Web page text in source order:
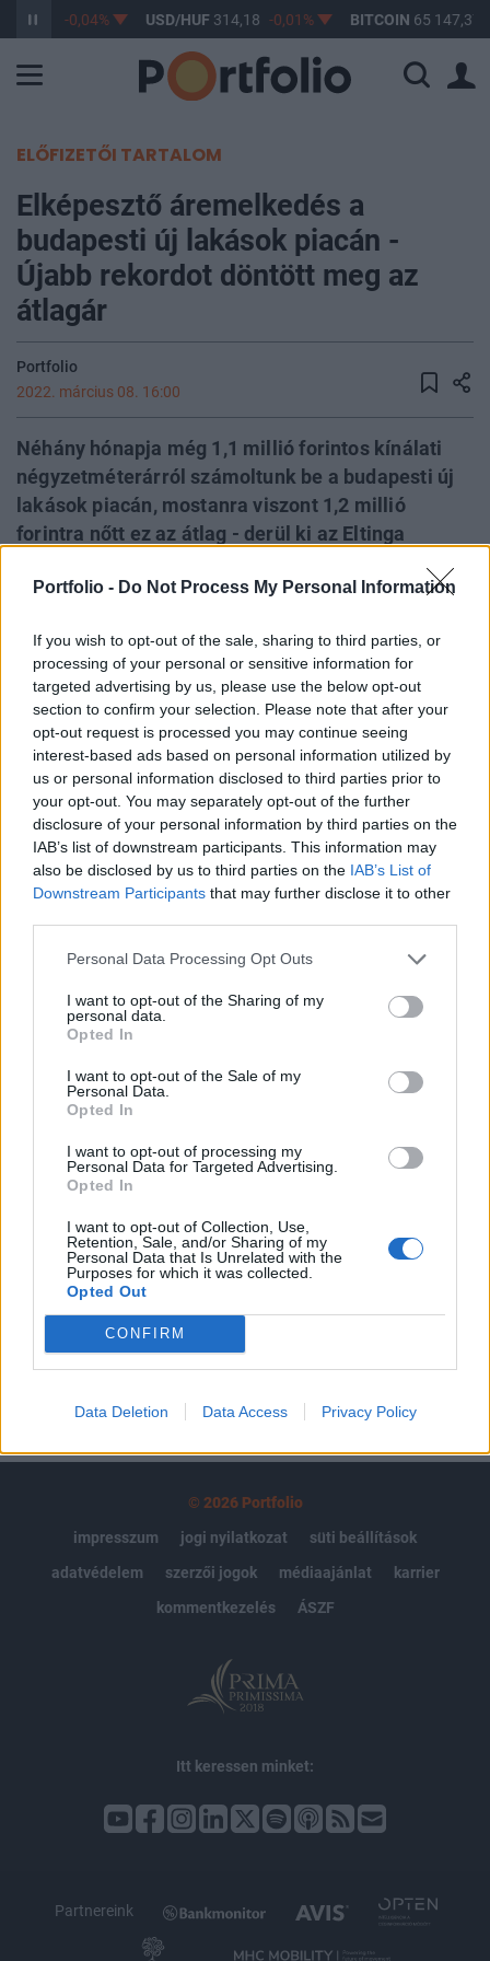
Portfolio - Do Not Process My Personal Information
If you wish to opt-out of the sale, sharing to third parties, or
processing of your personal or sensitive information for
targeted advertising by us, please use the below opt-out
section to confirm your selection. Please note that after your
opt-out request is processed you may continue seeing
interest-based ads based on personal information utilized by
us or personal information disclosed to third parties prior to
your opt-out. You may separately opt-out of the further
disclosure of your personal information by third parties on the
IAB’s list of downstream participants. This information may
also be disclosed by us to third parties on the IAB’s List of
Downstream Participants that may further disclose it to other
Personal Data Processing Opt Outs
I want to opt-out of the Sharing of my
personal data.
Opted In
I want to opt-out of the Sale of my
Personal Data.
Opted In
I want to opt-out of processing my
Personal Data for Targeted Advertising.
Opted In
I want to opt-out of Collection, Use,
Retention, Sale, and/or Sharing of my
Personal Data that Is Unrelated with the
Purposes for which it was collected.
Opted Out
CONFIRM
Data Deletion Data Access Privacy Policy
363,03 -0,04% USD/HUF 314,18 -0,01% BITCOIN 65 147,37
ELŐFIZETŐI TARTALOM
Elképesztő áremelkedés a
budapesti új lakások piacán -
Újabb rekordot döntött meg az
átlagár
Portfolio
2022. március 08. 16:00
Néhány hónapja még 1,1 millió forintos kínálati
négyzetméterárról számoltunk be a budapesti új
lakások piacán, mostanra viszont 1,2 millió
forintra nőtt ez az átlag - derül ki az Eltinga
felméréséből. Az átlagos árszintekben
átlagos ára ma már több mint 84 millió forintot a
fővárosban. Három hónappal korábban ez még
csak 76 millió forint volt.
Az aktuális felmérés jelenleg 21 405 lakást tartalmaz. Ezek
olyan fejlesztésekben találhatók, ahol 2021 őszén vagy
2022 telén legalább egy lakást kínáltak eladásra. Az elmúlt
félév magas kereslete és a rugalmatlan kínálat miatt a
meghirdetett lakások és a projektek száma három
negyedéve csökken. Egyre gyorsuló ütemben emelkednek
A keresett cikk a portfolio.hu hírarchívumához
tartozik, melynek olvasása előfizetéses
regisztrációhoz kötött.
Az előfizetés a következőket tartalmazza:
Portfolio.hu teljes cikkarchívum
Kötéslisták: BÉT elmúlt 2 év napon belüli
kötéslistái
Előfizetés
MÁR ELŐFIZETŐNK VAGY?
© 2026 Portfolio
impresszum
jogi nyilatkozat
süti beállítások
adatvédelem
szerzői jogok médiaajánlat
karrier
kommentkezelés
ÁSZF
Itt keressen minket:
Partnereink